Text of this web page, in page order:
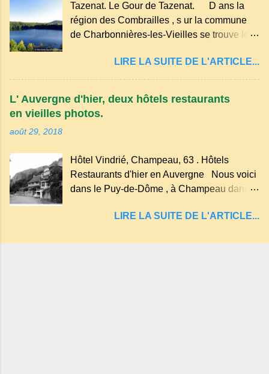
dans les nuages et brille au moindre rayon
de soleil, attirant le regard. Bien entouré de
verdure, d'un étang, d'une bambouseraie
des souvenirs tout cela dans un grand parc
arboré.
Tazenat. Le Gour de Tazenat. D ans la
région des Combrailles , s ur la commune
de Charbonnières-les-Vieilles se trouve le
d'explosion) rempli d’eau, appelé : le Lac de
Tazenat ou Tazanat, il est le premier et le
plus au nord de la Chaîne des Puys qui en
compte près de soixante. En Auvergne
"sans fond" et en forme d'entonnoir
entraînant vers les entrailles de la terre, les
malheureux qui s'approchaient trop de
LIRE LA SUITE DE L'ARTICLE...
L' Auvergne d'hier, deux hôtels restaurants
en vieilles photos.
août 29, 2018
Hôtel Vindrié, Champeau, 63 . Hôtels
Restaurants d'hier en Auvergne Nous voici
dans le Puy-de-Dôme , à Champeau dans
Servant . L'Hôtel-Restaurant Vindrié était
son jambon de pays et son poulet cocotte,
LIRE LA SUITE DE L'ARTICLE...